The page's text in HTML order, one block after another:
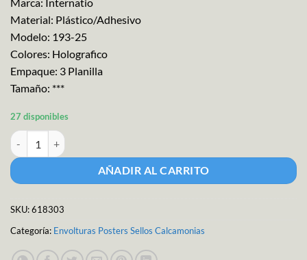
Material: Plástico/Adhesivo
Modelo: 193-25
Colores: Holografico
Empaque: 3 Planilla
Tamaño: ***
27 disponibles
Etiq.adh.carita Feliz 420pzs cantidad
AÑADIR AL CARRITO
SKU:618303
Categoría: Envolturas Posters Sellos Calcamonias